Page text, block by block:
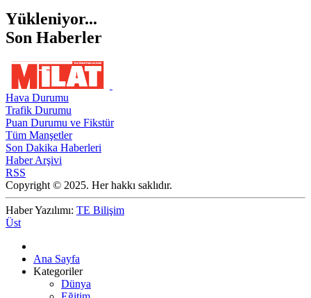
Yükleniyor...
Son Haberler
Hava Durumu
Trafik Durumu
Puan Durumu ve Fikstür
Tüm Manşetler
Son Dakika Haberleri
Haber Arşivi
RSS
Copyright © 2025. Her hakkı saklıdır.
Haber Yazılımı: TE Bilişim
Üst
Ana Sayfa
Kategoriler
Dünya